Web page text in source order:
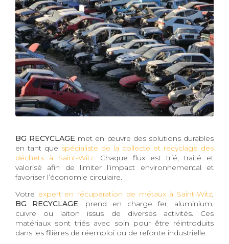
BG RECYCLAGE met en œuvre des solutions durables
en tant que spécialiste de la collecte et recyclage des
déchets à Saint-Witz. Chaque flux est trié, traité et
valorisé afin de limiter l’impact environnemental et
favoriser l’économie circulaire.
Votre expert en récupération de métaux à Saint-Witz,
BG RECYCLAGE, prend en charge fer, aluminium,
cuivre ou laiton issus de diverses activités. Ces
matériaux sont triés avec soin pour être réintroduits
dans les filières de réemploi ou de refonte industrielle.